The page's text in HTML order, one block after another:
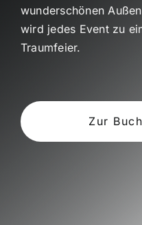
wunderschönen
wird jedes Event zu
Traumfeier.
Zur